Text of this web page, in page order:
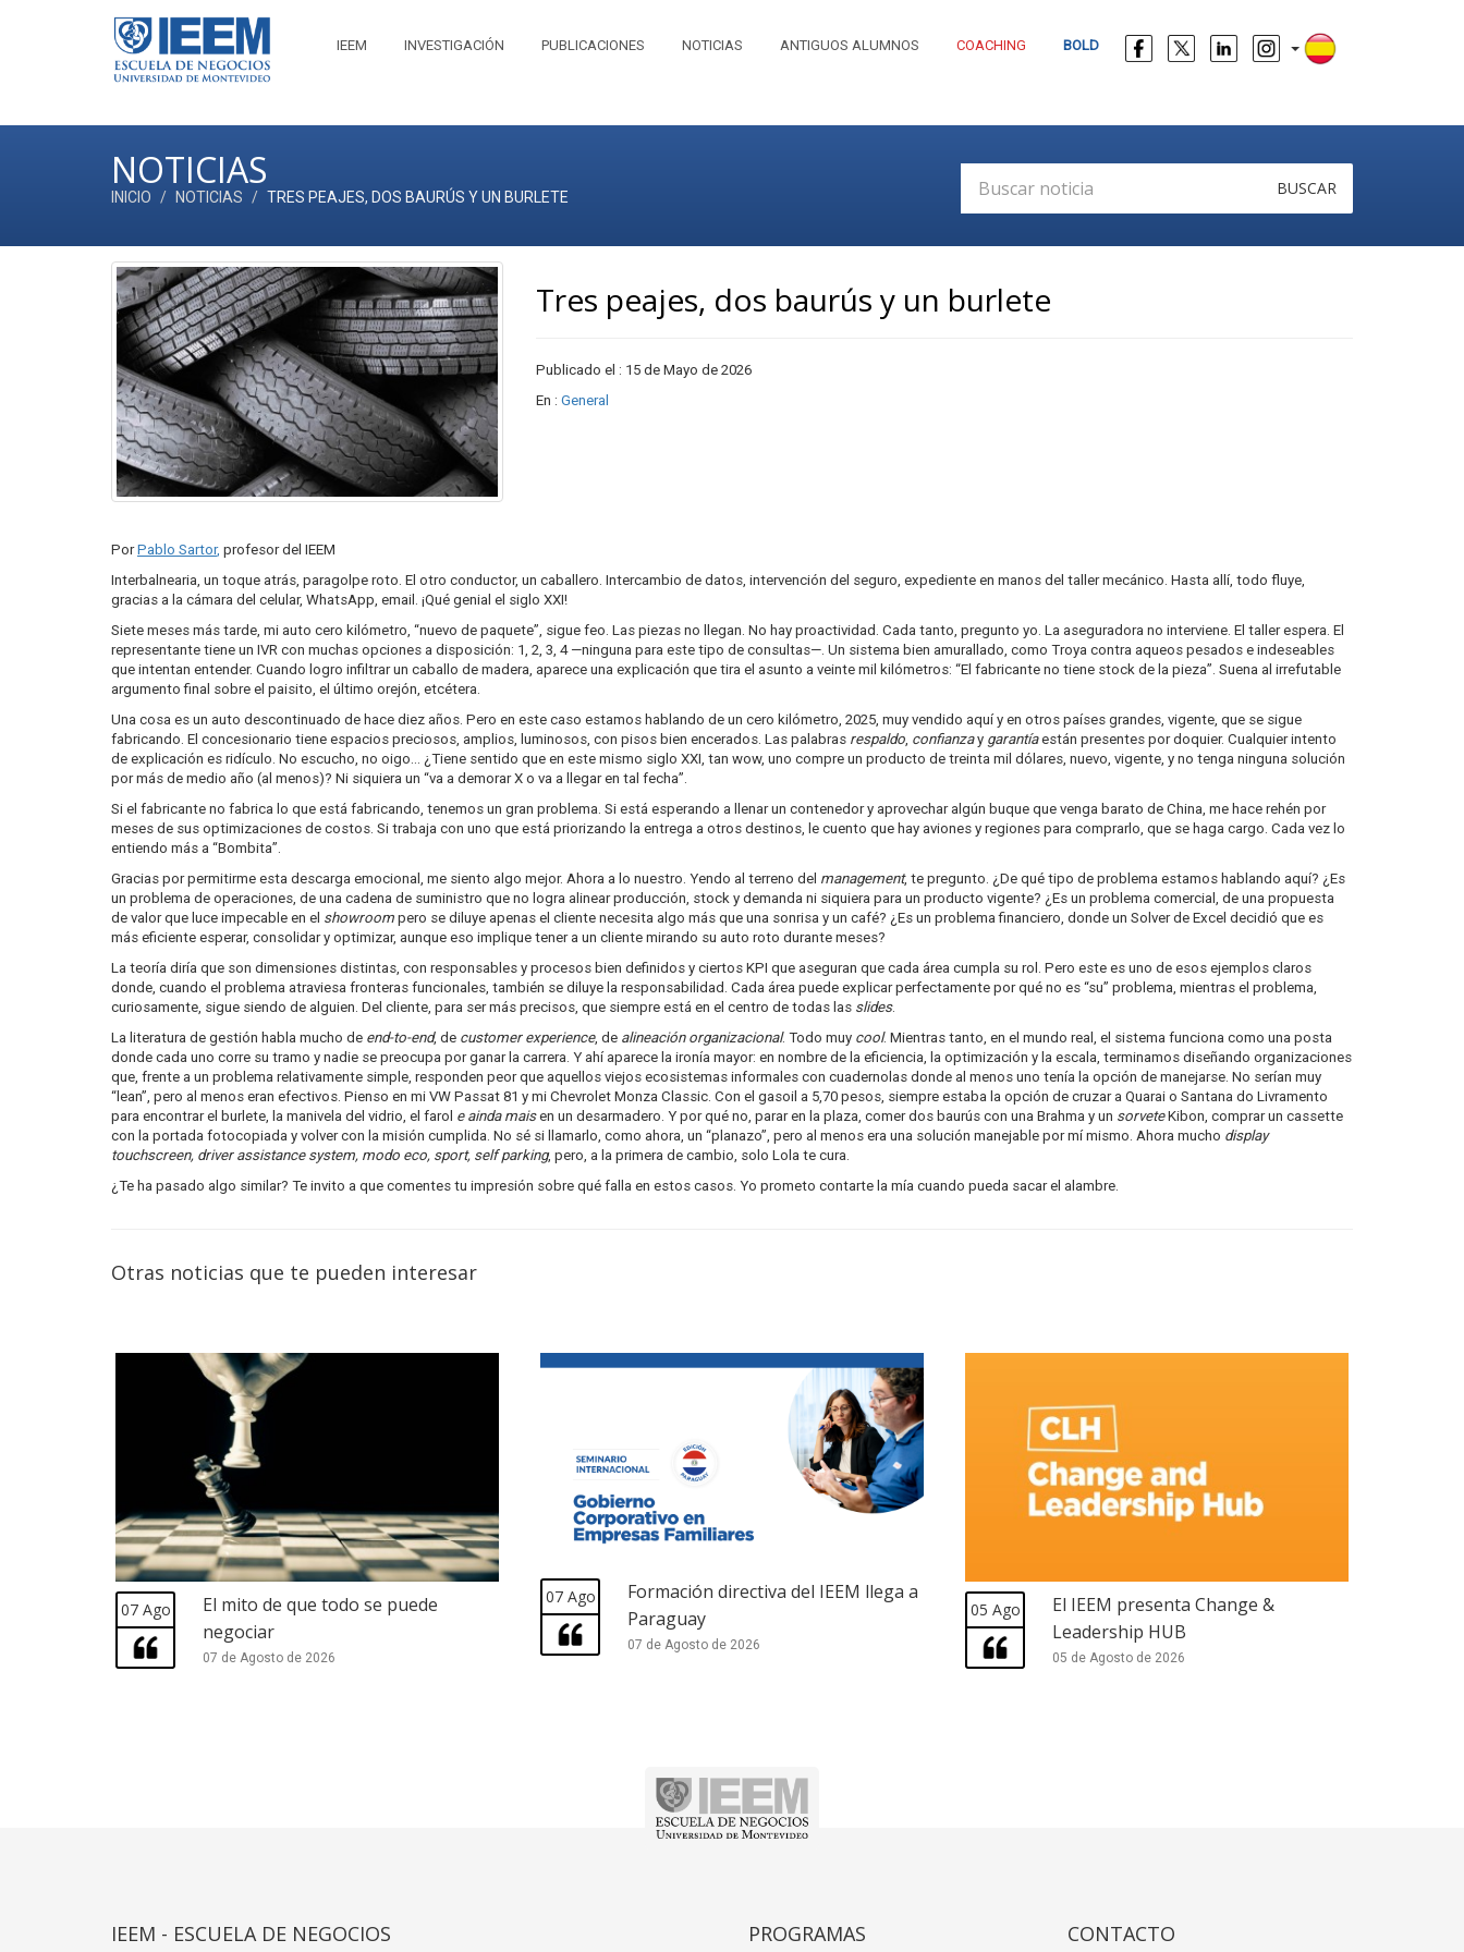
IEEM INVESTIGACIÓN PUBLICACIONES NOTICIAS ANTIGUOS ALUMNOS COACHING BOLD
NOTICIAS
INICIO NOTICIAS TRES PEAJES, DOS BAURÚS Y UN BURLETE BUSCAR
Tres peajes, dos baurús y un burlete
Publicado el : 15 de Mayo de 2026
En : General
PorPablo Sartor, profesor del IEEM
Interbalnearia, un toque atrás, paragolpe roto. El otro conductor, un caballero. Intercambio de datos, intervención del seguro, expediente en manos del taller mecánico. Hasta allí, todo fluye,
gracias a la cámara del celular, WhatsApp, email. ¡Qué genial el siglo XXI!
Siete meses más tarde, mi auto cero kilómetro, “nuevo de paquete”, sigue feo. Las piezas no llegan. No hay proactividad. Cada tanto, pregunto yo. La aseguradora no interviene. El taller espera. El
representante tiene un IVR con muchas opciones a disposición: 1, 2, 3, 4 —ninguna para este tipo de consultas—. Un sistema bien amurallado, como Troya contra aqueos pesados e indeseables
que intentan entender. Cuando logro infiltrar un caballo de madera, aparece una explicación que tira el asunto a veinte mil kilómetros: “El fabricante no tiene stock de la pieza”. Suena al irrefutable
argumento final sobre el paisito, el último orejón, etcétera.
Una cosa es un auto descontinuado de hace diez años. Pero en este caso estamos hablando de un cero kilómetro, 2025, muy vendido aquí y en otros países grandes, vigente, que se sigue
fabricando. El concesionario tiene espacios preciosos, amplios, luminosos, con pisos bien encerados. Las palabras respaldo confianzay garantíaestán presentes por doquier. Cualquier intento
de explicación es ridículo. No escucho, no oigo… ¿Tiene sentido que en este mismo siglo XXI, tan wow, uno compre un producto de treinta mil dólares, nuevo, vigente, y no tenga ninguna solución
por más de medio año (al menos)? Ni siquiera un “va a demorar X o va a llegar en tal fecha”.
Si el fabricante no fabrica lo que está fabricando, tenemos un gran problema. Si está esperando a llenar un contenedor y aprovechar algún buque que venga barato de China, me hace rehén por
meses de sus optimizaciones de costos. Si trabaja con uno que está priorizando la entrega a otros destinos, le cuento que hay aviones y regiones para comprarlo, que se haga cargo. Cada vez lo
entiendo más a “Bombita”.
Gracias por permitirme esta descarga emocional, me siento algo mejor. Ahora a lo nuestro. Yendo al terreno del management, te pregunto. ¿De qué tipo de problema estamos hablando aquí? ¿Es
un problema de operaciones, de una cadena de suministro que no logra alinear producción, stock y demanda ni siquiera para un producto vigente? ¿Es un problema comercial, de una propuesta
de valor que luce impecable en el showroom pero se diluye apenas el cliente necesita algo más que una sonrisa y un café? ¿Es un problema financiero, donde un Solver de Excel decidió que es
más eficiente esperar, consolidar y optimizar, aunque eso implique tener a un cliente mirando su auto roto durante meses?
La teoría diría que son dimensiones distintas, con responsables y procesos bien definidos y ciertos KPI que aseguran que cada área cumpla su rol. Pero este es uno de esos ejemplos claros
donde, cuando el problema atraviesa fronteras funcionales, también se diluye la responsabilidad. Cada área puede explicar perfectamente por qué no es “su” problema, mientras el problema,
curiosamente, sigue siendo de alguien. Del cliente, para ser más precisos, que siempre está en el centro de todas las slides.
La literatura de gestión habla mucho de end-to-end, de customer experience, de alineación organizacional. Todo muy cool. Mientras tanto, en el mundo real, el sistema funciona como una posta
donde cada uno corre su tramo y nadie se preocupa por ganar la carrera. Y ahí aparece la ironía mayor: en nombre de la eficiencia, la optimización y la escala, terminamos diseñando organizaciones
que, frente a un problema relativamente simple, responden peor que aquellos viejos ecosistemas informales con cuadernolas donde al menos uno tenía la opción de manejarse. No serían muy
“lean”, pero al menos eran efectivos. Pienso en mi VW Passat 81 y mi Chevrolet Monza Classic. Con el gasoil a 5,70 pesos, siempre estaba la opción de cruzar a Quarai o Santana do Livramento
para encontrar el burlete, la manivela del vidrio, el farol e ainda maisen un desarmadero. Y por qué no, parar en la plaza, comer dos baurús con una Brahma y un sorveteKibon, comprar un cassette
con la portada fotocopiada y volver con la misión cumplida. No sé si llamarlo, como ahora, un “planazo”, pero al menos era una solución manejable por mí mismo. Ahora mucho display
touchscreen, driver assistance system, modo eco, sport, self parking, pero, a la primera de cambio, solo Lola te cura.
¿Te ha pasado algo similar? Te invito a que comentes tu impresión sobre qué falla en estos casos. Yo prometo contarte la mía cuando pueda sacar el alambre.
Otras noticias que te pueden interesar
07 Ago
El mito de que todo se puede
negociar
07 de Agosto de 2026
07 Ago
Formación directiva del IEEM llega a
Paraguay
07 de Agosto de 2026
05 Ago
El IEEM presenta Change &
Leadership HUB
05 de Agosto de 2026
IEEM - ESCUELA DE NEGOCIOS PROGRAMAS CONTACTO